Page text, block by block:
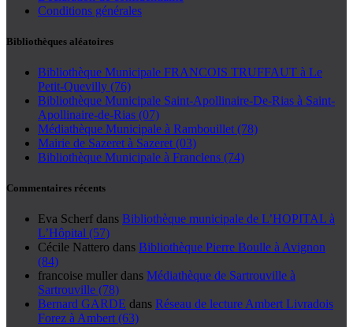
Conditions générales
Bibliothèques aléatoires
Bibliothèque Municipale FRANCOIS TRUFFAUT à Le
Petit-Quevilly (76)
Bibliothèque Municipale Saint-Apollinaire-De-Rias à Saint-
Apollinaire-de-Rias (07)
Médiathèque Municipale à Rambouillet (78)
Mairie de Sazeret à Sazeret (03)
Bibliothèque Municipale à Franclens (74)
Commentaires récents
Eva Scherf dans Bibliothèque municipale de L’HOPITAL à
L’Hôpital (57)
Cécile Nattero dans Bibliothèque Pierre Boulle à Avignon
(84)
francoise muller dans Médiathèque de Sartrouville à
Sartrouville (78)
Bernard GARDE dans Réseau de lecture Ambert Livradois
Forez à Ambert (63)